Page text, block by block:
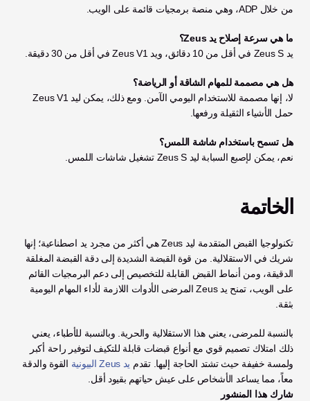
من خلال ADP، وهي منصة برمجيات قائمة على الويب.
ما هي سرعة إصلاح يد Zeus؟
يد Zeus S في أقل من 10 دقائق، ويد Zeus V1 في أقل من 30 دقيقة.
هل هي مصممة للمهام الشاقة أو الرياضة؟
لا، إنها مصممة للاستخدام اليومي الآمن. ومع ذلك، يمكن ليد Zeus V1
حمل الأشياء الثقيلة ورفعها.
هل تسمح باستخدام شاشة اللمس؟
نعم، يمكن لإصبع السبابة ليد Zeus S تشغيل شاشات اللمس.
الخاتمة
بثقة.
ولمسة خفيفة حيث تشتد الحاجة إليها. تقدم يد Zeus البيونية
معاً، مما يساعد الأشخاص على عيش حياتهم بقيود أقل.
شارك هذا المنشور